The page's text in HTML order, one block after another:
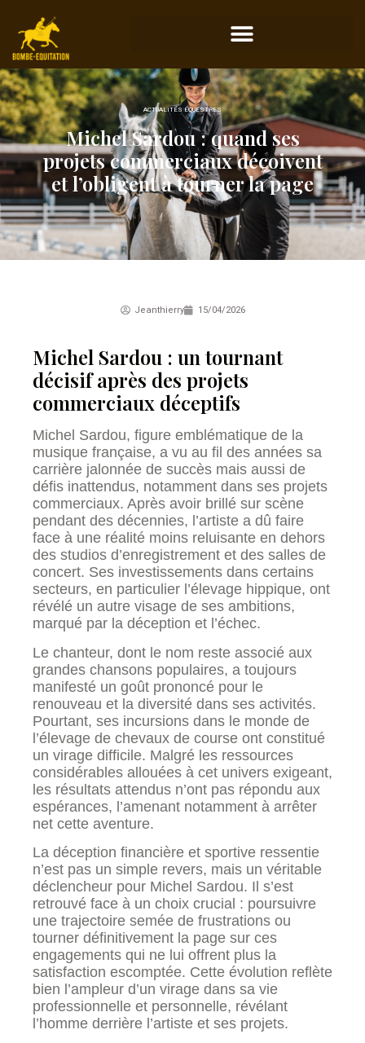
ACTUALITÉS ÉQUESTRES
Michel Sardou : quand ses
projets commerciaux déçoivent
et l’obligent à tourner la page
Jeanthierry 15/04/2026
Michel Sardou : un tournant
décisif après des projets
commerciaux déceptifs
Michel Sardou, figure emblématique de la
musique française, a vu au fil des années sa
carrière jalonnée de succès mais aussi de
défis inattendus, notamment dans ses projets
commerciaux. Après avoir brillé sur scène
pendant des décennies, l’artiste a dû faire
face à une réalité moins reluisante en dehors
des studios d’enregistrement et des salles de
concert. Ses investissements dans certains
secteurs, en particulier l’élevage hippique, ont
révélé un autre visage de ses ambitions,
marqué par la déception et l’échec.
Le chanteur, dont le nom reste associé aux
grandes chansons populaires, a toujours
manifesté un goût prononcé pour le
renouveau et la diversité dans ses activités.
Pourtant, ses incursions dans le monde de
l’élevage de chevaux de course ont constitué
un virage difficile. Malgré les ressources
considérables allouées à cet univers exigeant,
les résultats attendus n’ont pas répondu aux
espérances, l’amenant notamment à arrêter
net cette aventure.
La déception financière et sportive ressentie
n’est pas un simple revers, mais un véritable
déclencheur pour Michel Sardou. Il s’est
retrouvé face à un choix crucial : poursuivre
une trajectoire semée de frustrations ou
tourner définitivement la page sur ces
engagements qui ne lui offrent plus la
satisfaction escomptée. Cette évolution reflète
bien l’ampleur d’un virage dans sa vie
professionnelle et personnelle, révélant
l’homme derrière l’artiste et ses projets.